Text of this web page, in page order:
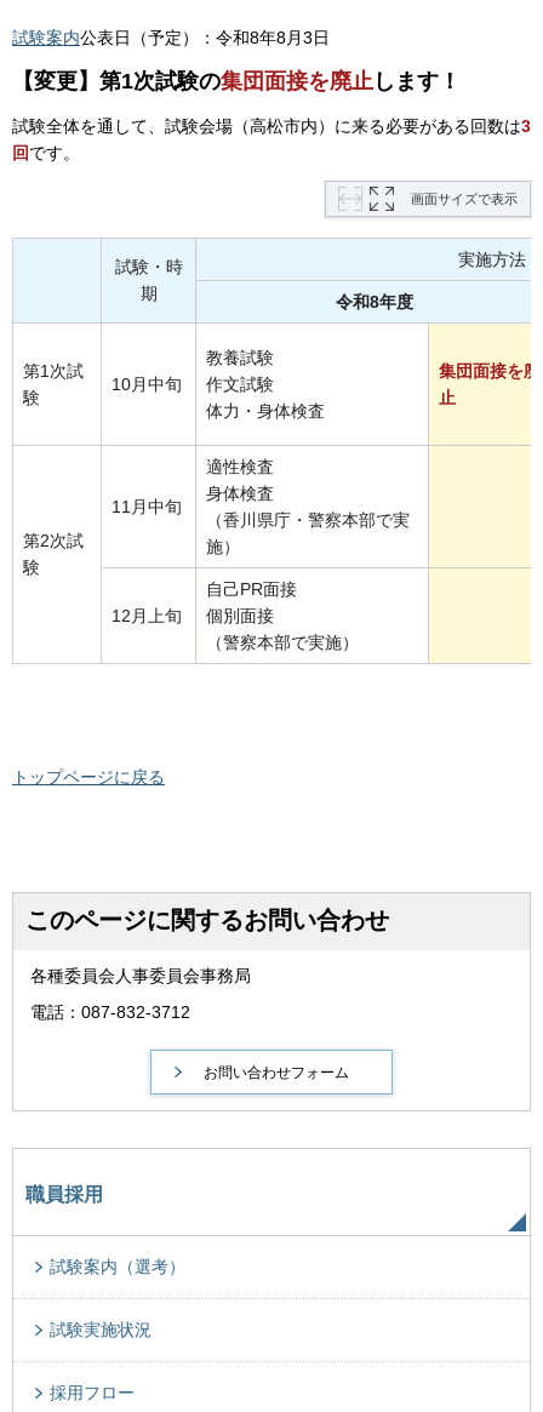
試験案内公表日（予定）：令和8年8月3日
【変更】第1次試験の集団面接を廃止 します！
試験全体を通して、試験会場（高松市内）に来る必要がある回数は3
回です。
画面サイズで表示
試験・時
期
実施方法
令和8年度
第1次試
験
10月中旬
教養試験
作文試験
体力・身体検査
集団面接を廃
止
第2次試
験
11月中旬
適性検査
身体検査
（香川県庁・警察本部で実
施）
12月上旬
自己PR面接
個別面接
（警察本部で実施）
トップページに戻る
このページに関するお問い合わせ
各種委員会人事委員会事務局
電話：087-832-3712
職員採用
試験案内（選考）
試験実施状況
採用フロー